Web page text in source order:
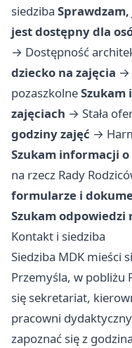
siedziba
jest dostępny dla
→ Dostępność
dziecko na zajęcia →
pozaszkolne
zajęciach → Stała
godziny zajęć →
Szukam informacji o
na rzecz Rady
formularze i
Szukam odpowiedzi
Kontakt i siedziba
Siedziba MDK mieści
Przemyśla, w pobliżu
się sekretariat,
pracowni
zapoznać się z